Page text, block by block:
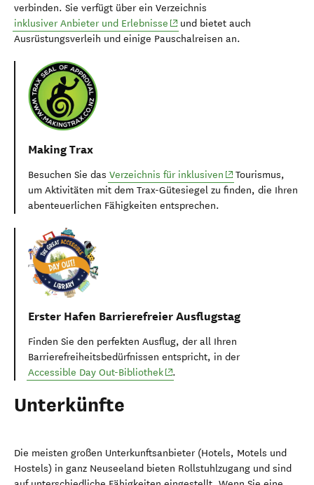
verbinden. Sie verfügt über ein Verzeichnis
inklusiver Anbieter und Erlebnisse (opens in new window)
und bietet auch
Ausrüstungsverleih und einige Pauschalreisen an.
Making Trax
Besuchen Sie das Verzeichnis für inklusiven (opens in new
Tourismus,
um Aktivitäten mit dem Trax-Gütesiegel zu finden, die Ihren
abenteuerlichen Fähigkeiten entsprechen.
Erster Hafen Barrierefreier Ausflugstag
Finden Sie den perfekten Ausflug, der all Ihren
Barrierefreiheitsbedürfnissen entspricht, in der
Accessible Day Out-Bibliothek(opens in new window)
.
Unterkünfte
Die meisten großen Unterkunftsanbieter (Hotels, Motels und
Hostels) in ganz Neuseeland bieten Rollstuhlzugang und sind